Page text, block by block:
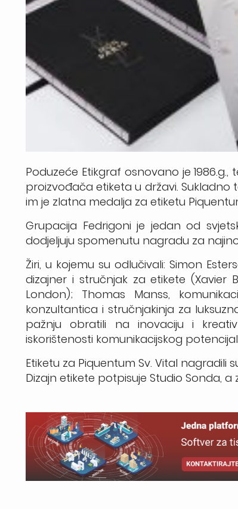
Poduzeće Etikgraf osnovano je
proizvođača etiketa u državi. Sukladno
im je zlatna medalja za etiketu
Grupacija Fedrigoni je jedan od
dodjeljuju spomenutu nagradu za
Žiri, u kojemu su odlučivali: Simon
dizajner i stručnjak za etikete (Xavier
London); Thomas Manss,
konzultantica i stručnjakinja za
pažnju obratili na inovaciju i
iskorištenosti komunikacijskog
Etiketu za Piquentum Sv. Vital nagradili
Dizajn etikete potpisuje Studio Sonda, a